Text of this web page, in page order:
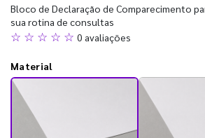
Bloco de Declaração de Comparecimento
sua rotina de consultas
☆ ☆ ☆ ☆ ☆ 0 avaliações
Material